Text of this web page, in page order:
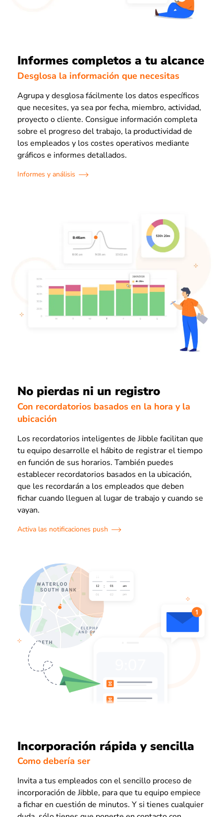
Informes completos a tu alcance
Desglosa la información que necesitas
Agrupa y desglosa fácilmente los datos específicos
que necesites, ya sea por fecha, miembro, actividad,
proyecto o cliente. Consigue información completa
sobre el progreso del trabajo, la productividad de
los empleados y los costes operativos mediante
gráficos e informes detallados.
Informes y análisis
No pierdas ni un registro
Con recordatorios basados en la hora y la
ubicación
Los recordatorios inteligentes de Jibble facilitan que
tu equipo desarrolle el hábito de registrar el tiempo
en función de sus horarios. También puedes
establecer recordatorios basados en la ubicación,
que les recordarán a los empleados que deben
fichar cuando lleguen al lugar de trabajo y cuando se
vayan.
Activa las notificaciones push
Incorporación rápida y sencilla
Como debería ser
Invita a tus empleados con el sencillo proceso de
incorporación de Jibble, para que tu equipo empiece
a fichar en cuestión de minutos. Y si tienes cualquier